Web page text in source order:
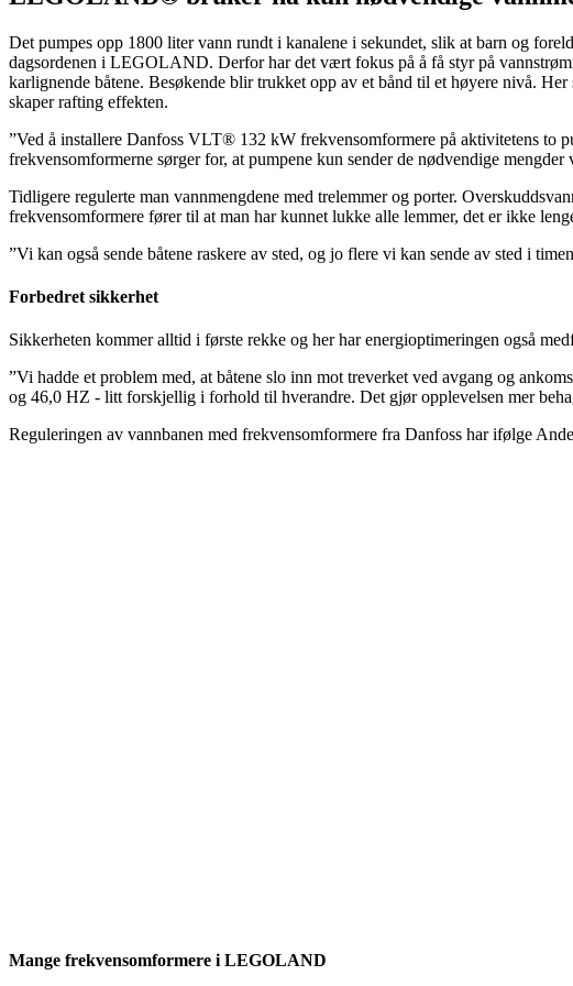
Det pumpes opp 1800 liter vann rundt i kanalene i sekundet, slik at barn og
dagsordenen i LEGOLAND. Derfor har det vært fokus på å få styr på
karlignende båtene. Besøkende blir trukket opp av et bånd til et høyere nivå.
skaper rafting effekten.
”Ved å installere Danfoss VLT® 132 kW frekvensomformere på aktivitetens to
frekvensomformerne sørger for, at pumpene kun sender de nødvendige
Tidligere regulerte man vannmengdene med trelemmer og porter.
frekvensomformere fører til at man har kunnet lukke alle lemmer, det er ikke
”Vi kan også sende båtene raskere av sted, og jo flere vi kan sende av sted i
Forbedret sikkerhet
Sikkerheten kommer alltid i første rekke og her har energioptimeringen også
”Vi hadde et problem med, at båtene slo inn mot treverket ved avgang og
og 46,0 HZ - litt forskjellig i forhold til hverandre. Det gjør opplevelsen mer
Reguleringen av vannbanen med frekvensomformere fra Danfoss har ifølge
Mange frekvensomformere i LEGOLAND